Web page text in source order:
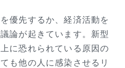
優先するか、経済活動を
論が起きています。新型
に恐れられている原因の
も他の人に感染させるリ